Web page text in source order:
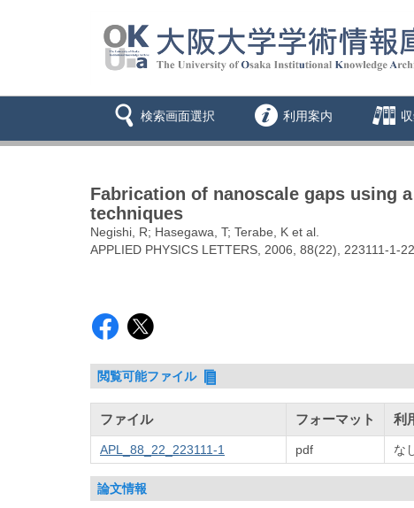
検索画面選択 利用案内
Fabrication of nanoscale gaps using
techniques
Negishi, R; Hasegawa, T; Terabe, K et al.
APPLIED PHYSICS LETTERS, 2006, 88(22), 223111-1-
閲覧可能ファイル
ファイル フォーマット 利
APL_88_22_223111-1 pdf な
論文情報